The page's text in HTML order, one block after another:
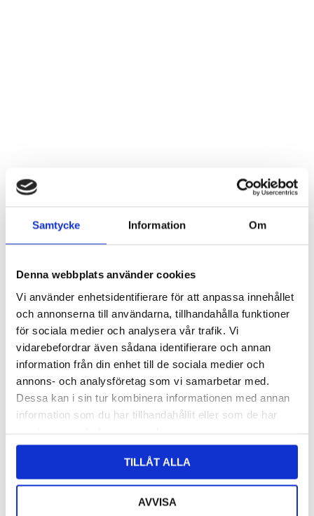
Samtycke Information Om
Denna webbplats använder cookies
Vi använder enhetsidentifierare för att anpassa innehållet
och annonserna till användarna, tillhandahålla funktioner
för sociala medier och analysera vår trafik. Vi
vidarebefordrar även sådana identifierare och annan
information från din enhet till de sociala medier och
annons- och analysföretag som vi samarbetar med.
Dessa kan i sin tur kombinera informationen med annan
information som du har tillhandahållit eller som de har
TILLÅT ALLA
AVVISA
Artnr: 1114
40 cm
Artnr: 8245